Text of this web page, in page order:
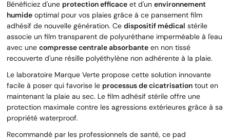
Bénéficiez d'une protection efficace et d'un environnement
humide optimal pour vos plaies grâce à ce pansement film
adhésif de nouvelle génération. Ce dispositif médical stérile
associe un film transparent de polyuréthane imperméable à l'eau
avec une compresse centrale absorbante en non tissé
recouverte d'une résille polyéthylène non adhérente à la plaie.
Le laboratoire Marque Verte propose cette solution innovante
facile à poser qui favorise le processus de cicatrisation tout en
maintenant la plaie au sec. Le film adhésif stérile offre une
protection maximale contre les agressions extérieures grâce à sa
propriété waterproof.
Recommandé par les professionnels de santé, ce pad